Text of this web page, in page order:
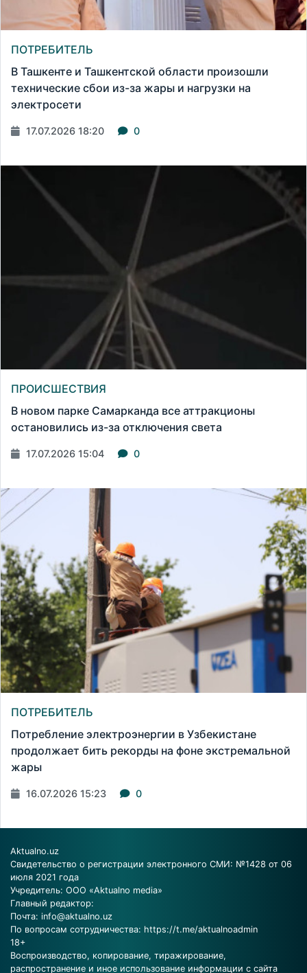
ПОТРЕБИТЕЛЬ
В Ташкенте и Ташкентской области произошли
технические сбои из-за жары и нагрузки на
электросети
17.07.2026 18:20 0
ПРОИСШЕСТВИЯ
В новом парке Самарканда все аттракционы
остановились из-за отключения света
17.07.2026 15:04 0
ПОТРЕБИТЕЛЬ
Потребление электроэнергии в Узбекистане
продолжает бить рекорды на фоне экстремальной
жары
16.07.2026 15:23 0
Aktualno.uz
Свидетельство о регистрации электронного СМИ: №1428 от 06
июля 2021 года
Учредитель: ООО «Aktualno media»
Главный редактор:
Почта: info@aktualno.uz
По вопросам сотрудничества: https://t.me/aktualnoadmin
18+
Воспроизводство, копирование, тиражирование,
распространение и иное использование информации с сайта